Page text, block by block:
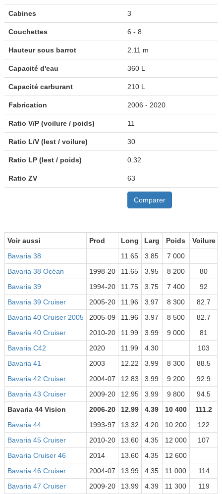
Cabines 3
Couchettes 6 - 8
Hauteur sous barrot 2.11 m
Capacité d'eau 360 L
Capacité carburant 210 L
Fabrication 2006 - 2020
Ratio V/P (voilure / poids) 11
Ratio L/V (lest / voilure) 30
Ratio LP (lest / poids) 0.32
Ratio ZV 63
Comparer
Voir aussi Prod Long Larg Poids Voilure
Bavaria 38
11.65 3.85
7 000
Bavaria 38 Océan
1998-20 11.65 3.95 8 200
80
Bavaria 39
1994-20 11.75 3.75 7 400
92
Bavaria 39 Cruiser
2005-20 11.96 3.97 8 300
82.7
Bavaria 40 Cruiser 2005
2005-09 11.96 3.97 8 500
82.7
Bavaria 40 Cruiser
2010-20 11.99 3.99 9 000
81
Bavaria C42
2020 11.99 4.30
103
Bavaria 41
2003 12.22 3.99 8 300
88.5
Bavaria 42 Cruiser
2004-07 12.83 3.99 9 200
92.9
Bavaria 43 Cruiser
2009-20 12.95 3.99 9 800
94.5
Bavaria 44 Vision
2006-20 12.99 4.39 10 400
111.2
Bavaria 44
1993-97 13.32 4.20 10 200
122
Bavaria 45 Cruiser
2010-20 13.60 4.35 12 000
107
Bavaria Cruiser 46
2014 13.60 4.35
12 600
Bavaria 46 Cruiser
2004-07 13.99 4.35 11 000
114
Bavaria 47 Cruiser
2009-20 13.99 4.39 11 300 119